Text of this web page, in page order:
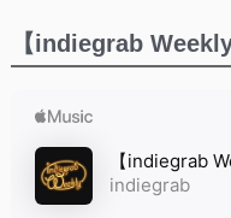
【indiegrab Weekly